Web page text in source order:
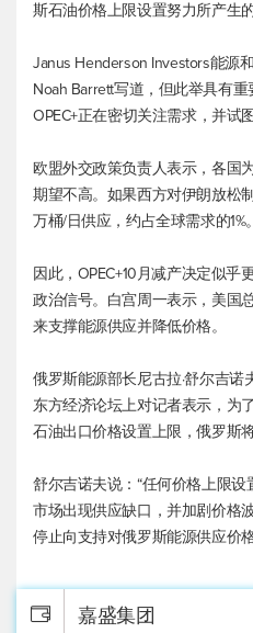
斯石油价格上限设置努力所产生
Janus Henderson Investors能源
Noah Barrett写道，但此举具有
OPEC+正在密切关注需求，并试
欧盟外交政策负责人表示，各国
期望不高。如果西方对伊朗放松
万桶/日供应，约占全球需求的1%。
因此，OPEC+10月减产决定似乎
政治信号。白宫周一表示，美国
来支撑能源供应并降低价格。
俄罗斯能源部长尼古拉·舒尔吉
东方经济论坛上对记者表示，为
石油出口价格设置上限，俄罗斯
舒尔吉诺夫说：“任何价格上限
市场出现供应缺口，并加剧价格
停止向支持对俄罗斯能源供应价
嘉盛集团